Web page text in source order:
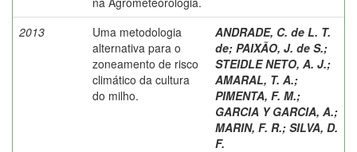
2013
Uma metodologia
alternativa para o
zoneamento de risco
climático da cultura
do milho.
ANDRADE, C. de L. T.
de; PAIXÃO, J. de S.;
STEIDLE NETO, A. J.;
AMARAL, T. A.;
PIMENTA, F. M.;
GARCIA Y GARCIA, A.;
MARIN, F. R.; SILVA, D.
F.